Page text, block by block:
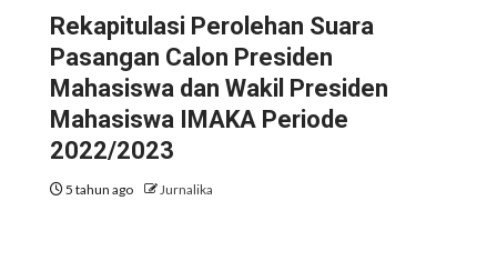
Rekapitulasi Perolehan Suara
Pasangan Calon Presiden
Mahasiswa dan Wakil Presiden
Mahasiswa IMAKA Periode
2022/2023
5 tahun ago Jurnalika